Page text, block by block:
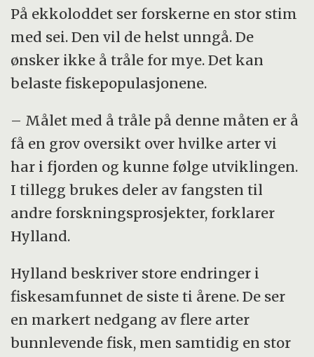
På ekkoloddet ser forskerne en stor stim
med sei. Den vil de helst unngå. De
ønsker ikke å tråle for mye. Det kan
belaste fiskepopulasjonene.
– Målet med å tråle på denne måten er å
få en grov oversikt over hvilke arter vi
har i fjorden og kunne følge utviklingen.
I tillegg brukes deler av fangsten til
andre forskningsprosjekter, forklarer
Hylland.
Hylland beskriver store endringer i
fiskesamfunnet de siste ti årene. De ser
en markert nedgang av flere arter
bunnlevende fisk, men samtidig en stor